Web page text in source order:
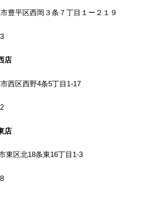
豊平区西岡３条７丁目１ー２１９
店
西区西野4条5丁目1-17
店
東区北18条東16丁目1-3